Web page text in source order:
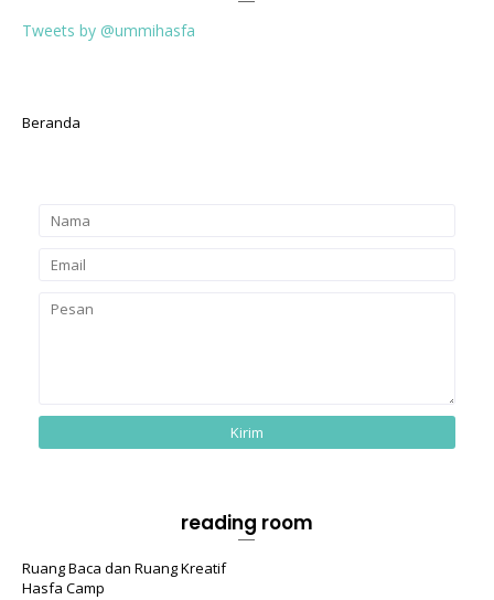
Tweets by @ummihasfa
Beranda
reading room
Ruang Baca dan Ruang Kreatif
Hasfa Camp